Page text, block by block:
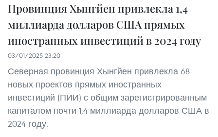
Провинция Хынгйен привлекла 1,4
миллиарда долларов США прямых
иностранных инвестиций в 2024 году
03/01/2025 23:20
Северная провинция Хынгйен привлекла 68
новых проектов прямых иностранных
инвестиций (ПИИ) с общим зарегистрированным
капиталом почти 1,4 миллиарда долларов США в
2024 году.